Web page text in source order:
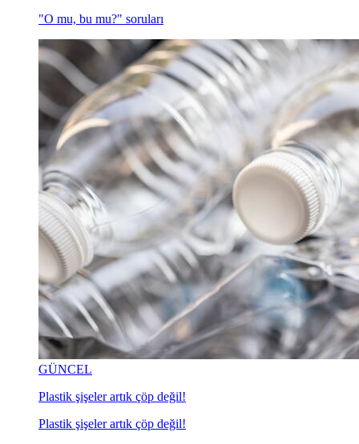
"O mu, bu mu?" soruları
GÜNCEL
Plastik şişeler artık çöp değil!
Plastik şişeler artık çöp değil!